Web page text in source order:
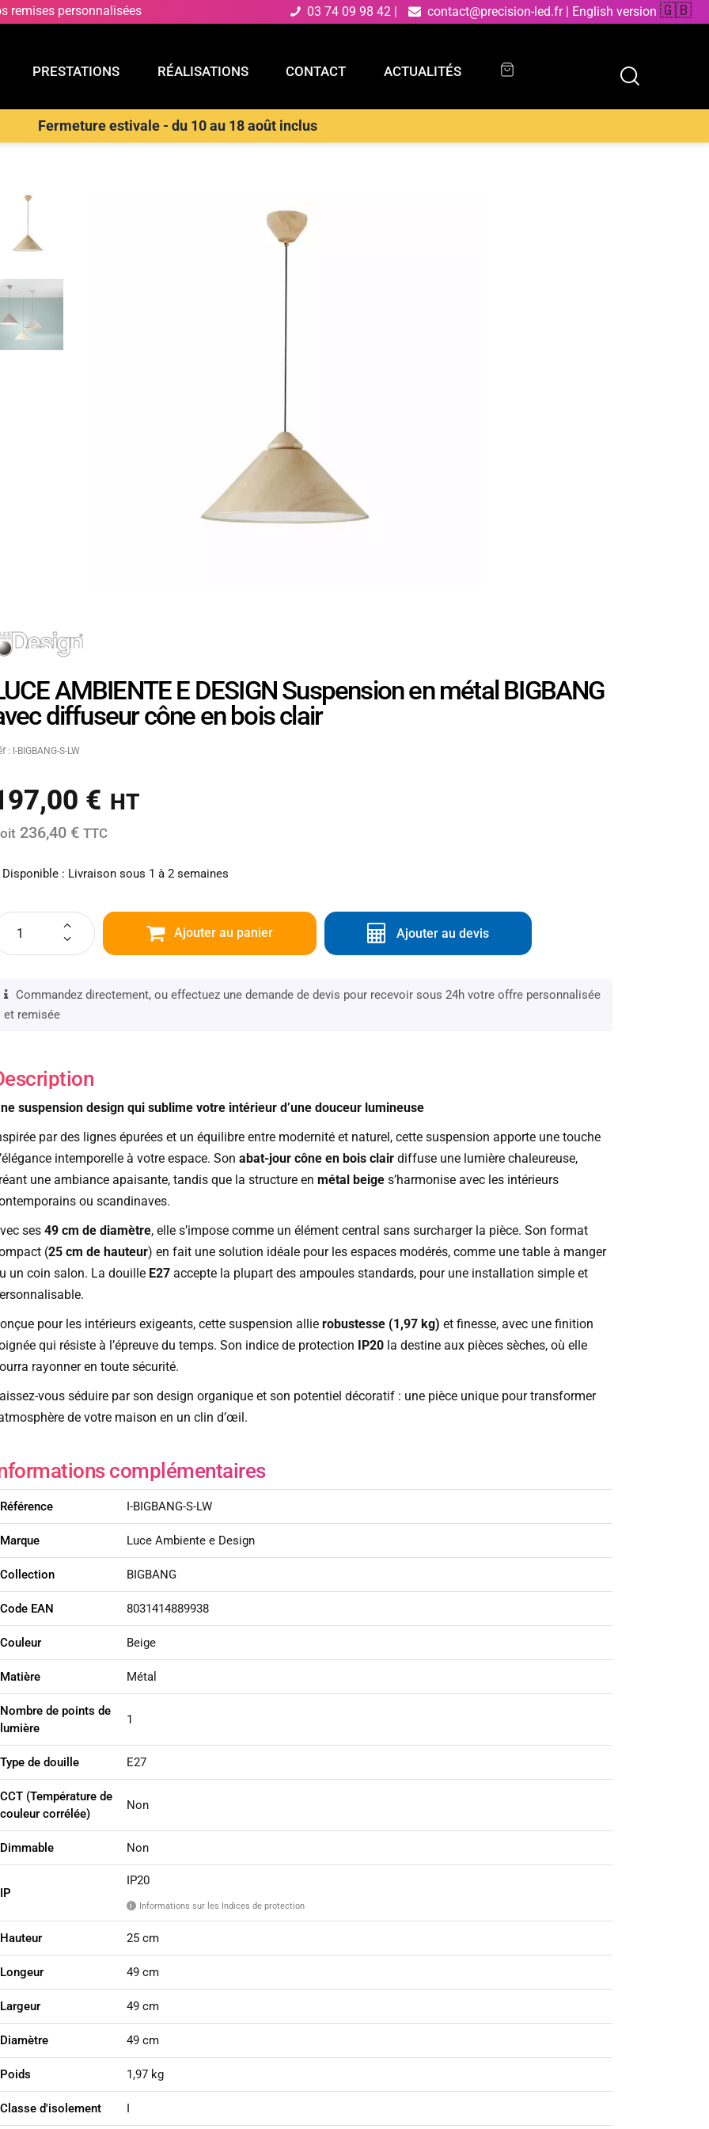
remises personnalisées 03 74 09 98 42 | contact@precision-led.fr | English version 🇬🇧
PRESTATIONS RÉALISATIONS CONTACT ACTUALITÉS
Fermeture estivale - du 10 au 18 août inclus
PRESTATIONS RÉALISATIONS CONTACT
Suspensions Design & Déco>LUCE AMBIENTE E DESIGN Suspension en métal BIGBANG avec diffuseur cône
AMBIENTE E DESIGN Suspension en métal BIGBANG
diffuseur cône en bois clair
: I-BIGBANG-S-LW
€ HT
236,40 € TTC
Disponible : Livraison sous 1 à 2 semaines
Ajouter au panier Ajouter au devis
Commandez directement, ou effectuez une demande de devis pour recevoir sous 24h votre offre personnalisée
et remisée
suspension design qui sublime votre intérieur d’une douceur lumineuse
par des lignes épurées et un équilibre entre modernité et naturel, cette suspension apporte une touche
intemporelle à votre espace. Son abat-jour cône en bois clairdiffuse une lumière chaleureuse,
une ambiance apaisante, tandis que la structure en métal beiges’harmonise avec les intérieurs
ou scandinaves.
ses 49 cm de diamètre, elle s’impose comme un élément central sans surcharger la pièce. Son format
(25 cm de hauteur) en fait une solution idéale pour les espaces modérés, comme une table à manger
un coin salon. La douille E27accepte la plupart des ampoules standards, pour une installation simple et
pour les intérieurs exigeants, cette suspension allie robustesse (1,97 kg) et finesse, avec une finition
qui résiste à l’épreuve du temps. Son indice de protection IP20la destine aux pièces sèches, où elle
rayonner en toute sécurité.
vous séduire par son design organique et son potentiel décoratif : une pièce unique pour transformer
de votre maison en un clin d’œil.
complémentaires
Référence I-BIGBANG-S-LW
Marque Luce Ambiente e Design
Collection BIGBANG
Code EAN 8031414889938
Couleur Beige
Matière Métal
Nombre de points de
lumière
1
Type de douille E27
CCT (Température de
couleur corrélée)
Non
Dimmable Non
IP
IP20
i Informations sur les Indices de protection
Hauteur 25 cm
Longeur 49 cm
Largeur 49 cm
Diamètre 49 cm
Poids 1,97 kg
Classe d'isolement I